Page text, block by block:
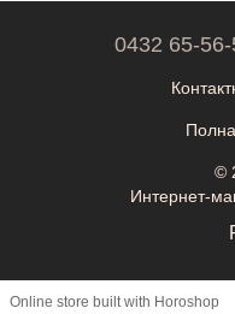
0432 65-
©
Интернет-
Online store built with Horoshop